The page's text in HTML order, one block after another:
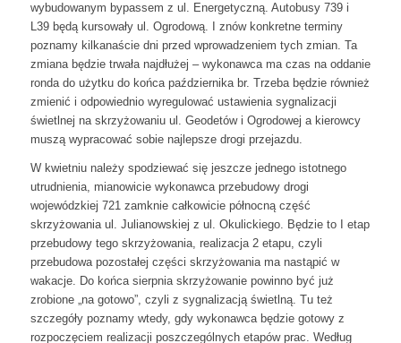
wybudowanym bypassem z ul. Energetyczną. Autobusy 739 i
L39 będą kursowały ul. Ogrodową. I znów konkretne terminy
poznamy kilkanaście dni przed wprowadzeniem tych zmian. Ta
zmiana będzie trwała najdłużej – wykonawca ma czas na oddanie
ronda do użytku do końca października br. Trzeba będzie również
zmienić i odpowiednio wyregulować ustawienia sygnalizacji
świetlnej na skrzyżowaniu ul. Geodetów i Ogrodowej a kierowcy
muszą wypracować sobie najlepsze drogi przejazdu.
W kwietniu należy spodziewać się jeszcze jednego istotnego
utrudnienia, mianowicie wykonawca przebudowy drogi
wojewódzkiej 721 zamknie całkowicie północną część
skrzyżowania ul. Julianowskiej z ul. Okulickiego. Będzie to I etap
przebudowy tego skrzyżowania, realizacja 2 etapu, czyli
przebudowa pozostałej części skrzyżowania ma nastąpić w
wakacje. Do końca sierpnia skrzyżowanie powinno być już
zrobione „na gotowo”, czyli z sygnalizacją świetlną. Tu też
szczegóły poznamy wtedy, gdy wykonawca będzie gotowy z
rozpoczęciem realizacji poszczególnych etapów prac. Według